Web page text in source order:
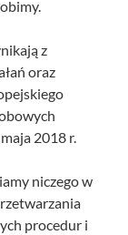
z
oraz
2018 r.
niczego w
procedur i